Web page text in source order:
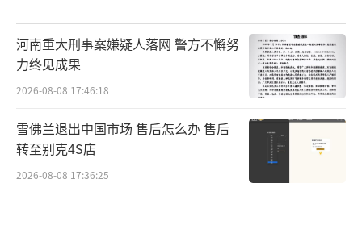
河南重大刑事案嫌疑人落网 警方不懈努
力终见成果
2026-08-08 17:46:18
雪佛兰退出中国市场 售后怎么办 售后
转至别克4S店
2026-08-08 17:36:25